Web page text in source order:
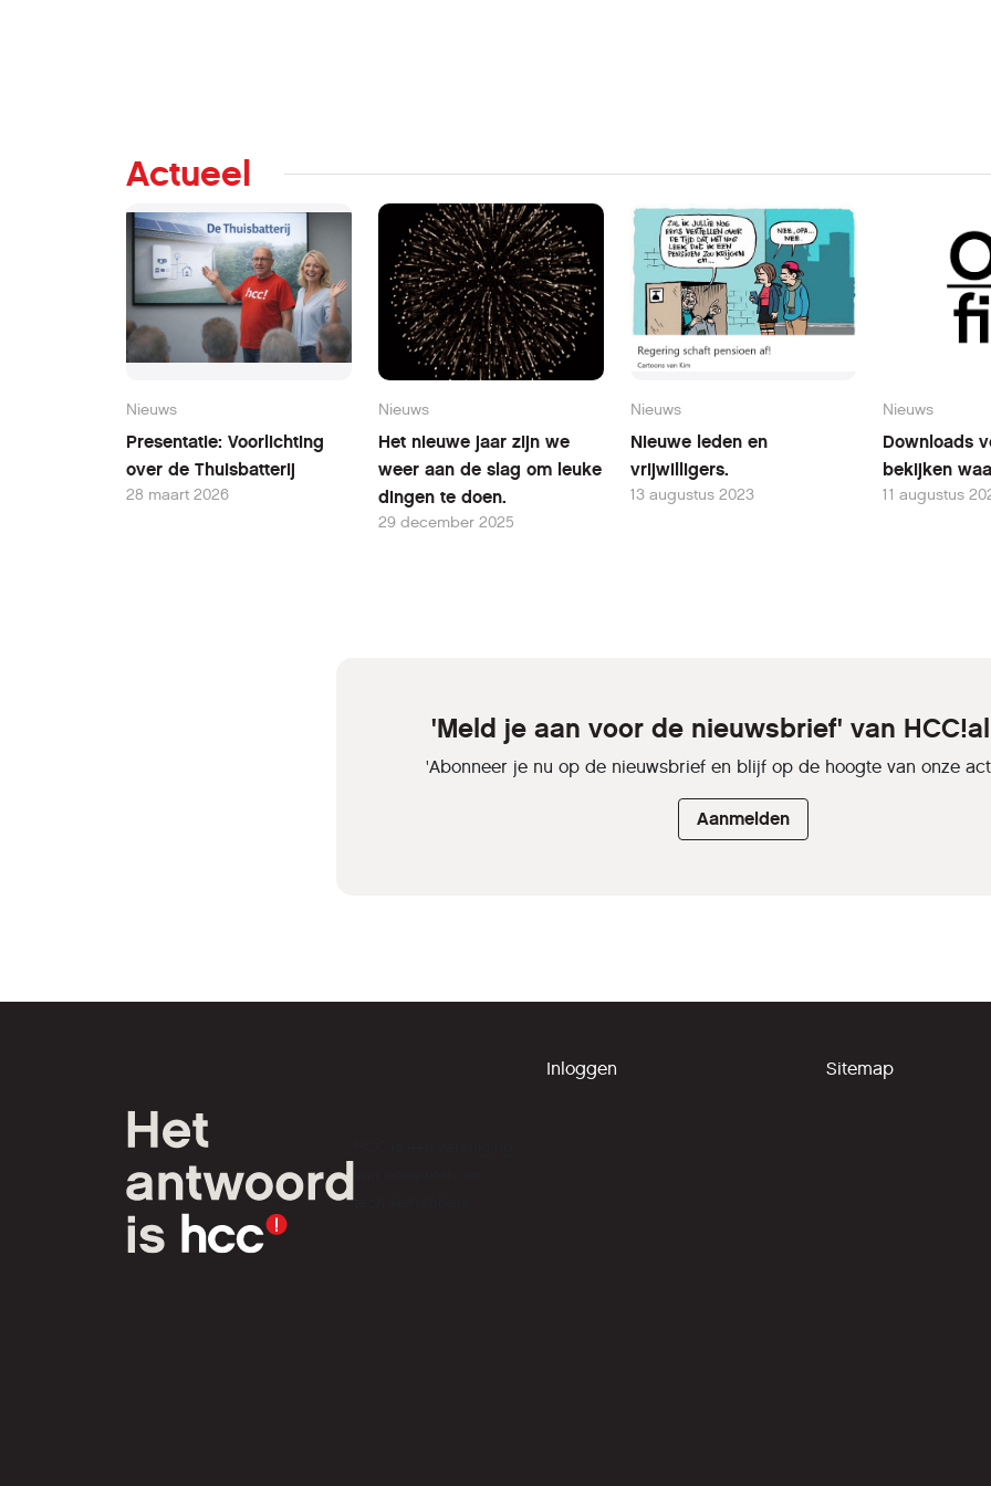
Actueel
Nieuws
Presentatie: Voorlichting
over de Thuisbatterij
28 maart 2026
Nieuws
Het nieuwe jaar zijn we
weer aan de slag om leuke
dingen te doen.
29 december 2025
Nieuws
Nieuwe leden en
vrijwilligers.
13 augustus 2023
Nieuws
Downloads
bekijken
11 augustus
'Meld je aan voor de nieuwsbrief' van
'Abonneer je nu op de nieuwsbrief en blijf op de hoogte van onze
Aanmelden
tech-liefhebbers.
Inloggen Sitemap